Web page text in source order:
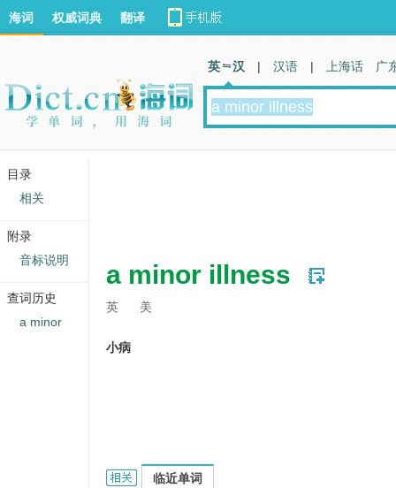
a minor illness
英 美
小病
a minor illness的相关资料：
临近单词
海词 权威词典 翻译
英 汉 | 汉语 | 上海话 广
目录
相关
附录
音标说明
查词历史
a minor